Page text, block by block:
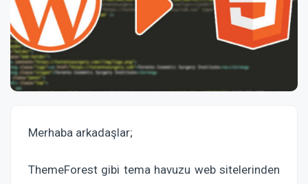
Merhaba arkadaşlar;
ThemeForest gibi tema havuzu web sitelerinden